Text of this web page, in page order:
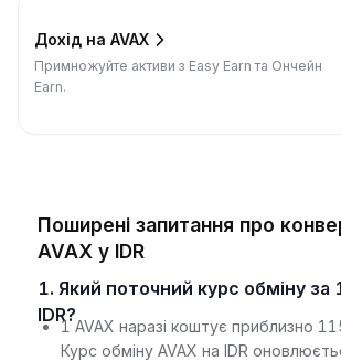
Дохід на AVAX
Примножуйте активи з Easy Earn та Ончейн
Earn.
Поширені запитання про
AVAX у IDR
1. Який поточний курс обміну за 1 AVAX на
IDR?
1 AVAX наразі коштує приблизно
Курс обміну AVAX на IDR